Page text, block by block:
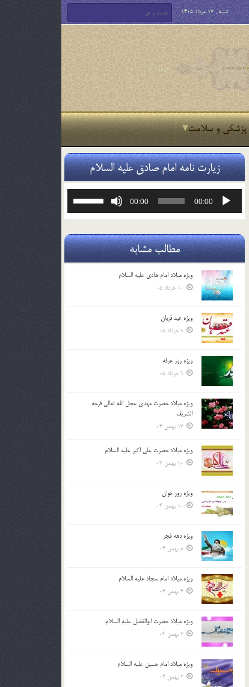
شنبه , 17 مرداد 1405
پزشکی و سلامت
زیارت نامه امام صادق علیه السلام
پخش‌کننده
00:00
00:00
یا
صدا
کلیدهای
مطالب مشابه
ویژه میلاد امام هادی علیه السلام
10 خرداد 05
ویژه عید قربان
9 خرداد 05
ویژه روز عرفه
9 خرداد 05
ویژه میلاد حضرت مهدی عجل الله تعالی فرجه
الشريف
13 بهمن 04
ویژه میلاد حضرت علی اکبر علیه السلام
10 بهمن 04
ویژه روز جوان
10 بهمن 04
ویژه دهه فجر
8 بهمن 04
ویژه میلاد امام سجاد علیه السلام
4 بهمن 04
ویژه میلاد حضرت ابوالفضل علیه السلام
3 بهمن 04
ویژه میلاد امام حسین علیه السلام
2 بهمن 04